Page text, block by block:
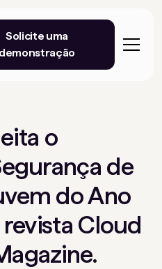
Solicite uma
demonstração
o
de
do Ano
Cloud